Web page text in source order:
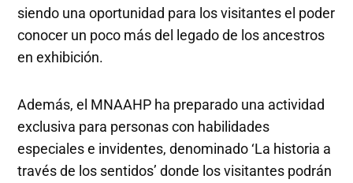
siendo una oportunidad para los visitantes el poder
conocer un poco más del legado de los ancestros
en exhibición.
Además, el MNAAHP ha preparado una actividad
exclusiva para personas con habilidades
especiales e invidentes, denominado ‘La historia a
través de los sentidos’ donde los visitantes podrán